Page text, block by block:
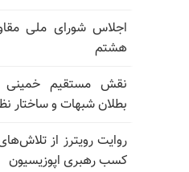
اجلاس شورای ملی
هشتم
بطلان شبهات و ساختار
روایت رویترز از
کسب رهبری اپوزیسیون